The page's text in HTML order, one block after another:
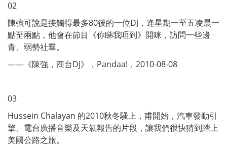
02
陳強可說是接觸得最多80後的一位DJ，逢星期一至五凌晨一
點至兩點，他會在節目《你睇我唔到》開咪，訪問一些邊
青、弱勢社羣。
——《陳強，商台DJ》，Pandaa!，2010-08-08
03
Hussein Chalayan 的2010秋冬騷上，甫開始，汽車發動引
擎、電台廣播音樂及天氣報告的片段，讓我們很快猜到踏上
美國公路之旅。